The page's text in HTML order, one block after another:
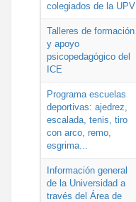
colegiados de la UPV
Talleres de formación
y apoyo
psicopedagógico del
ICE
Programa escuelas
deportivas: ajedrez,
escalada, tenis, tiro
con arco, remo,
esgrima...
Información general
de la Universidad a
través del Área de